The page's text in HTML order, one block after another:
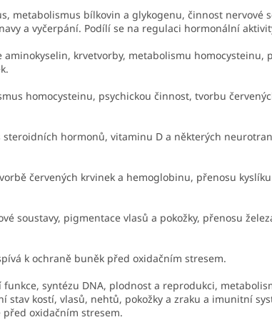
metabolismus bílkovin a glykogenu, činnost nervové
a vyčerpání. Podílí se na regulaci hormonální
krvetvorby, metabolismu homocysteinu,
homocysteinu, psychickou činnost, tvorbu
hormonů, vitaminu D a některých
červených krvinek a hemoglobinu, přenosu
soustavy, pigmentace vlasů a pokožky, přenosu
k ochraně buněk před oxidačním stresem.
syntézu DNA, plodnost a reprodukci,
kostí, vlasů, nehtů, pokožky a zraku a imunitní
oxidačním stresem.